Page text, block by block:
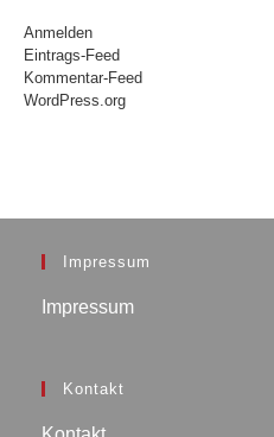
Anmelden
Eintrags-Feed
Kommentar-Feed
WordPress.org
Impressum
Impressum
Kontakt